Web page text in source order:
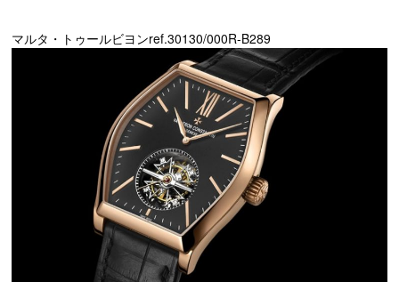
マルタ・トゥールビヨンref.30130/000R-B289